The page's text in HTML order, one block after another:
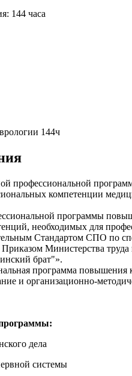
144 часа
144ч
профессиональной
компетенции
программы
необходимых для
Стандартом СПО по
Министерства
брат"».
программа повышения
и организационно-
дела
системы